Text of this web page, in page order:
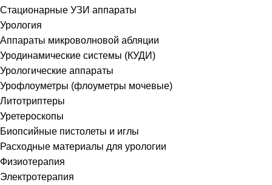
Стационарные УЗИ аппараты
Урология
Аппараты микроволновой абляции
Уродинамические системы (КУДИ)
Урологические аппараты
Урофлоуметры (флоуметры мочевые)
Литотриптеры
Уретероскопы
Биопсийные пистолеты и иглы
Расходные материалы для урологии
Физиотерапия
Электротерапия